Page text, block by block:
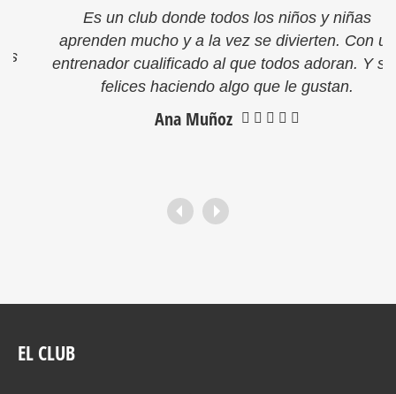
Es un club donde todos los niños y niñas
aprenden mucho y a la vez se divierten. Con un
entrenador cualificado al que todos adoran. Y son
felices haciendo algo que le gustan.
Ana Muñoz
EL CLUB